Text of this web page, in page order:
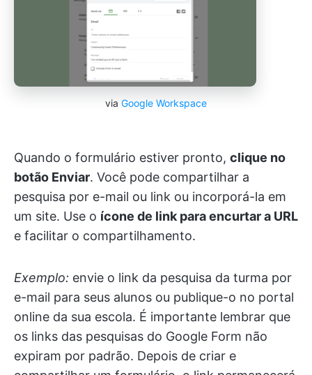
via Google Workspace
Quando o formulário estiver pronto, clique no
botão Enviar. Você pode compartilhar a
pesquisa por e-mail ou link ou incorporá-la em
um site. Use o ícone de link para encurtar a URL
e facilitar o compartilhamento.
Exemplo: envie o link da pesquisa da turma por
e-mail para seus alunos ou publique-o no portal
online da sua escola. É importante lembrar que
os links das pesquisas do Google Form não
expiram por padrão. Depois de criar e